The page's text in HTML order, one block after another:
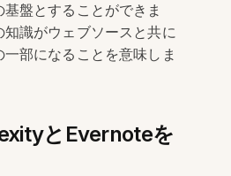
盤とすることができま
識がウェブソースと共に
部になることを意味しま
とEvernoteを